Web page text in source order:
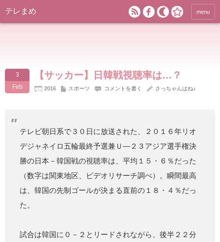
テレまめ menu
3
Feb
【サッカー】日韓戦視聴率は…？
2016 スポーツ コメントを書く さっちゃんはね♪
テレビ朝日系で３０日に放送された、２０１６年リオ
デジャネイロ五輪最終予選兼Ｕ―２３アジア選手権決
勝の日本－韓国戦の視聴率は、平均１５・６％だった
（数字は関東地区、ビデオリサーチ調べ）。瞬間最高
は、韓国の先制ゴールが決まる直前の１８・４％だっ
た。
試合は韓国に０－２とリードされながら、後半２２分